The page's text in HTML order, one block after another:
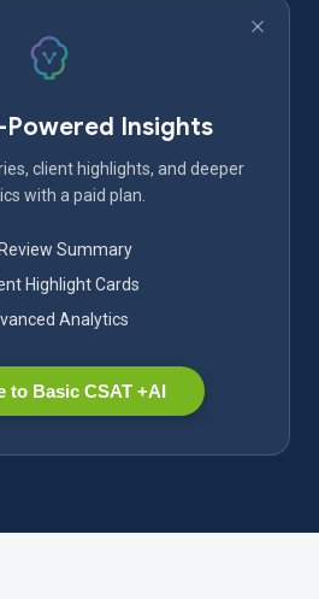
Powered Insights
client highlights, and deeper
with a paid plan.
Summary
Highlight Cards
Analytics
to Basic CSAT +AI